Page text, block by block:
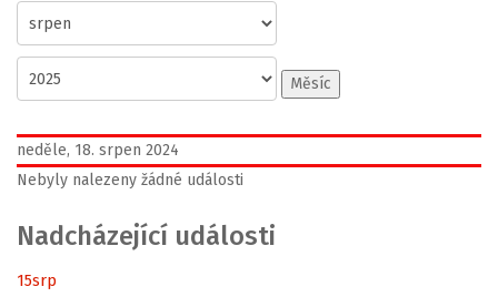
Měsíc
neděle, 18. srpen 2024
Nebyly nalezeny žádné události
Nadcházející události
15srp